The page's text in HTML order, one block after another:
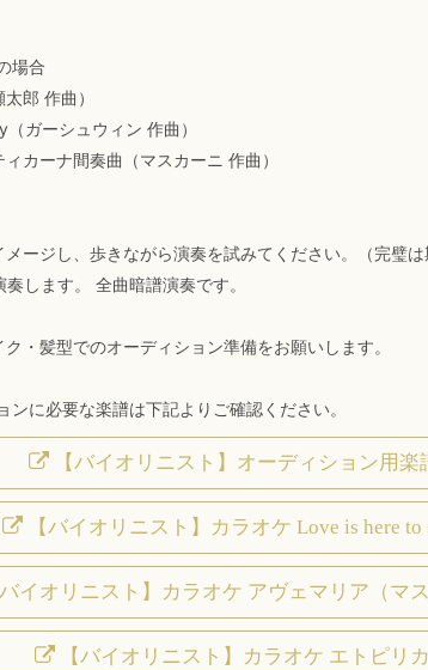
場合
郎 作曲）
ガーシュウィン 作曲）
カーナ間奏曲（マスカーニ 作曲）
ージし、歩きながら演奏を試みてください。（完璧は
ます。 全曲暗譜演奏です。
・髪型でのオーディション準備をお願いします。
ンに必要な楽譜は下記よりご確認ください。
【バイオリニスト】オーディション用楽
【バイオリニスト】カラオケ Love is here to
イオリニスト】カラオケ アヴェマリア（マス
【バイオリニスト】カラオケ エトピリカ